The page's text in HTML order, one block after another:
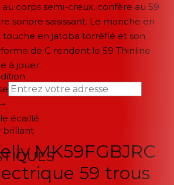
corps semi-creux, confère au 59
sonore saisissant. Le manche en
touche en jatoba torréfié et son
de C rendent le 59 Thinline
à jouer.
écaillé
brillant
→
MK59FGBJRC
59 trous